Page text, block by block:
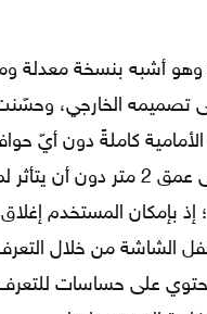
تصميمه الخارجي،
كاملةً دون أيّ حواف
والأتربة؛ حيث يمكن غمره بالماء
بإمكان المستخدم
الشاشة من خلال
على حساسات